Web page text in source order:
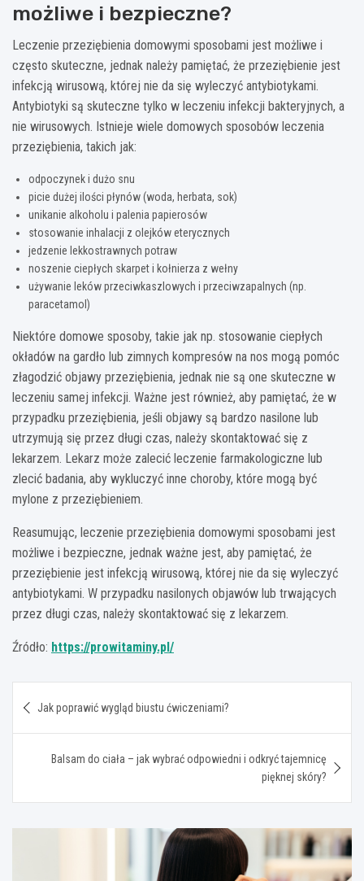
możliwe i bezpieczne?
Leczenie przeziębienia domowymi sposobami jest możliwe i
często skuteczne, jednak należy pamiętać, że przeziębienie jest
infekcją wirusową, której nie da się wyleczyć antybiotykami.
Antybiotyki są skuteczne tylko w leczeniu infekcji bakteryjnych, a
nie wirusowych. Istnieje wiele domowych sposobów leczenia
przeziębienia, takich jak:
odpoczynek i dużo snu
picie dużej ilości płynów (woda, herbata, sok)
unikanie alkoholu i palenia papierosów
stosowanie inhalacji z olejków eterycznych
jedzenie lekkostrawnych potraw
noszenie ciepłych skarpet i kołnierza z wełny
używanie leków przeciwkaszlowych i przeciwzapalnych (np.
paracetamol)
Niektóre domowe sposoby, takie jak np. stosowanie ciepłych
okładów na gardło lub zimnych kompresów na nos mogą pomóc
złagodzić objawy przeziębienia, jednak nie są one skuteczne w
leczeniu samej infekcji. Ważne jest również, aby pamiętać, że w
przypadku przeziębienia, jeśli objawy są bardzo nasilone lub
utrzymują się przez długi czas, należy skontaktować się z
lekarzem. Lekarz może zalecić leczenie farmakologiczne lub
zlecić badania, aby wykluczyć inne choroby, które mogą być
mylone z przeziębieniem.
Reasumując, leczenie przeziębienia domowymi sposobami jest
możliwe i bezpieczne, jednak ważne jest, aby pamiętać, że
przeziębienie jest infekcją wirusową, której nie da się wyleczyć
antybiotykami. W przypadku nasilonych objawów lub trwających
przez długi czas, należy skontaktować się z lekarzem.
Źródło: https://prowitaminy.pl/
wpisu
Jak poprawić wygląd biustu ćwiczeniami?
Balsam do ciała – jak wybrać odpowiedni i odkryć tajemnicę
pięknej skóry?